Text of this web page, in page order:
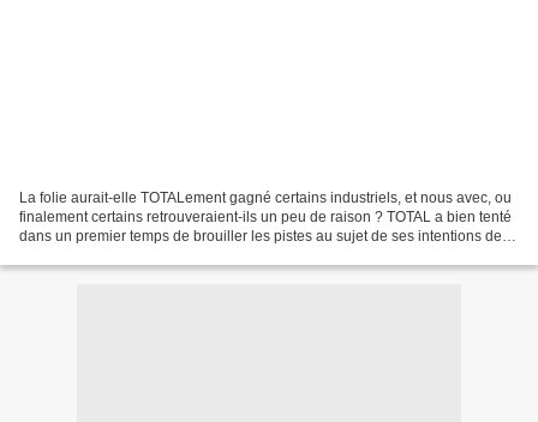
La folie aurait-elle TOTALement gagné certains industriels, et nous avec, ou
finalement certains retrouveraient-ils un peu de raison ? TOTAL a bien tenté
dans un premier temps de brouiller les pistes au sujet de ses intentions de